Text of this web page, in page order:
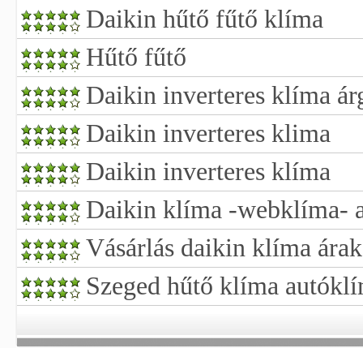
Daikin hűtő fűtő klíma
Hűtő fűtő
Daikin inverteres klíma
Daikin inverteres klima
Daikin inverteres klíma
Daikin klíma -webklíma-
Vásárlás daikin klíma árak
Szeged hűtő klíma